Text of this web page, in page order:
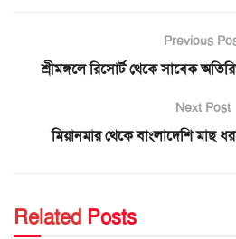
Previous
শ্রীমঙ্গলে রিসোর্ট থেকে সাবেক
Next Post
মিয়ানমার থেকে বাংলাদেশি মাছ
Related Posts